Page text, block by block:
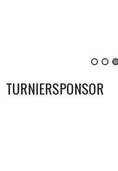
TURNIERSPONSOR